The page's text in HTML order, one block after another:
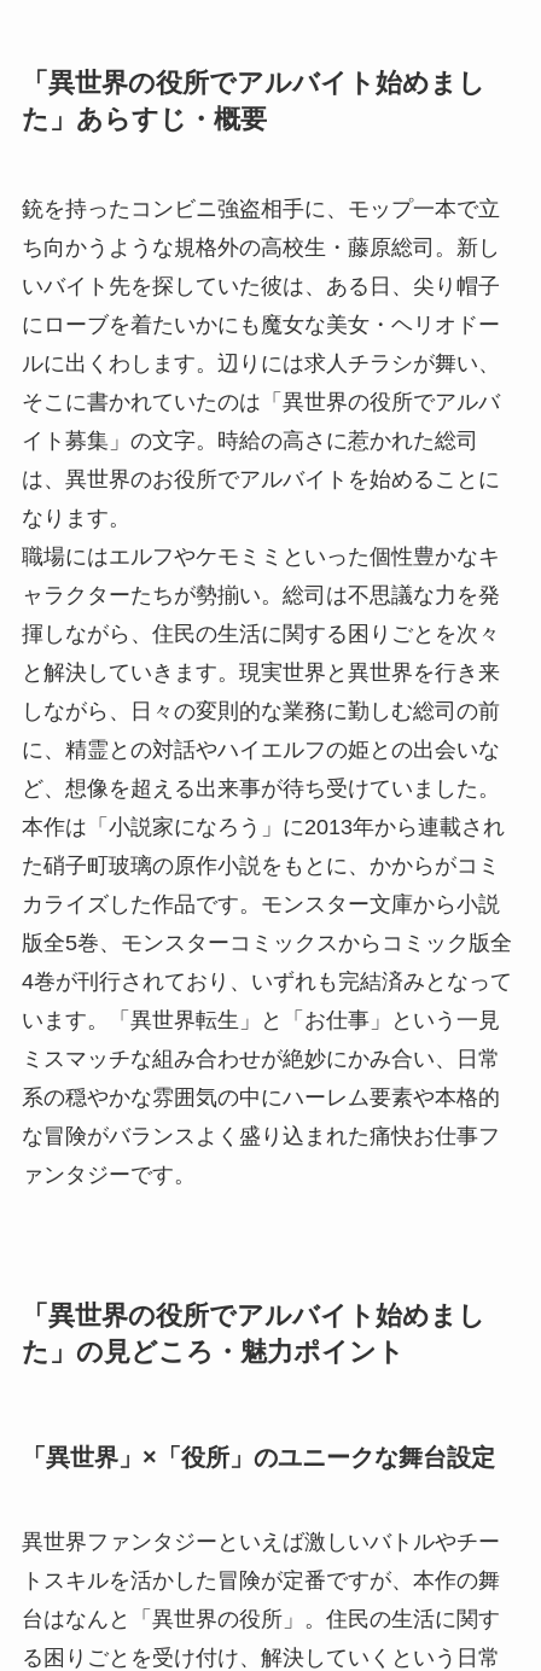
「異世界の役所でアルバイト始めまし
た」あらすじ・概要
銃を持ったコンビニ強盗相手に、モップ一本で立
ち向かうような規格外の高校生・藤原総司。新し
いバイト先を探していた彼は、ある日、尖り帽子
にローブを着たいかにも魔女な美女・ヘリオドー
ルに出くわします。辺りには求人チラシが舞い、
そこに書かれていたのは「異世界の役所でアルバ
イト募集」の文字。時給の高さに惹かれた総司
は、異世界のお役所でアルバイトを始めることに
なります。
職場にはエルフやケモミミといった個性豊かなキ
ャラクターたちが勢揃い。総司は不思議な力を発
揮しながら、住民の生活に関する困りごとを次々
と解決していきます。現実世界と異世界を行き来
しながら、日々の変則的な業務に勤しむ総司の前
に、精霊との対話やハイエルフの姫との出会いな
ど、想像を超える出来事が待ち受けていました。
本作は「小説家になろう」に2013年から連載され
た硝子町玻璃の原作小説をもとに、かからがコミ
カライズした作品です。モンスター文庫から小説
版全5巻、モンスターコミックスからコミック版全
4巻が刊行されており、いずれも完結済みとなって
います。「異世界転生」と「お仕事」という一見
ミスマッチな組み合わせが絶妙にかみ合い、日常
系の穏やかな雰囲気の中にハーレム要素や本格的
な冒険がバランスよく盛り込まれた痛快お仕事フ
ァンタジーです。
「異世界の役所でアルバイト始めまし
た」の見どころ・魅力ポイント
「異世界」×「役所」のユニークな舞台設定
異世界ファンタジーといえば激しいバトルやチー
トスキルを活かした冒険が定番ですが、本作の舞
台はなんと「異世界の役所」。住民の生活に関す
る困りごとを受け付け、解決していくという日常